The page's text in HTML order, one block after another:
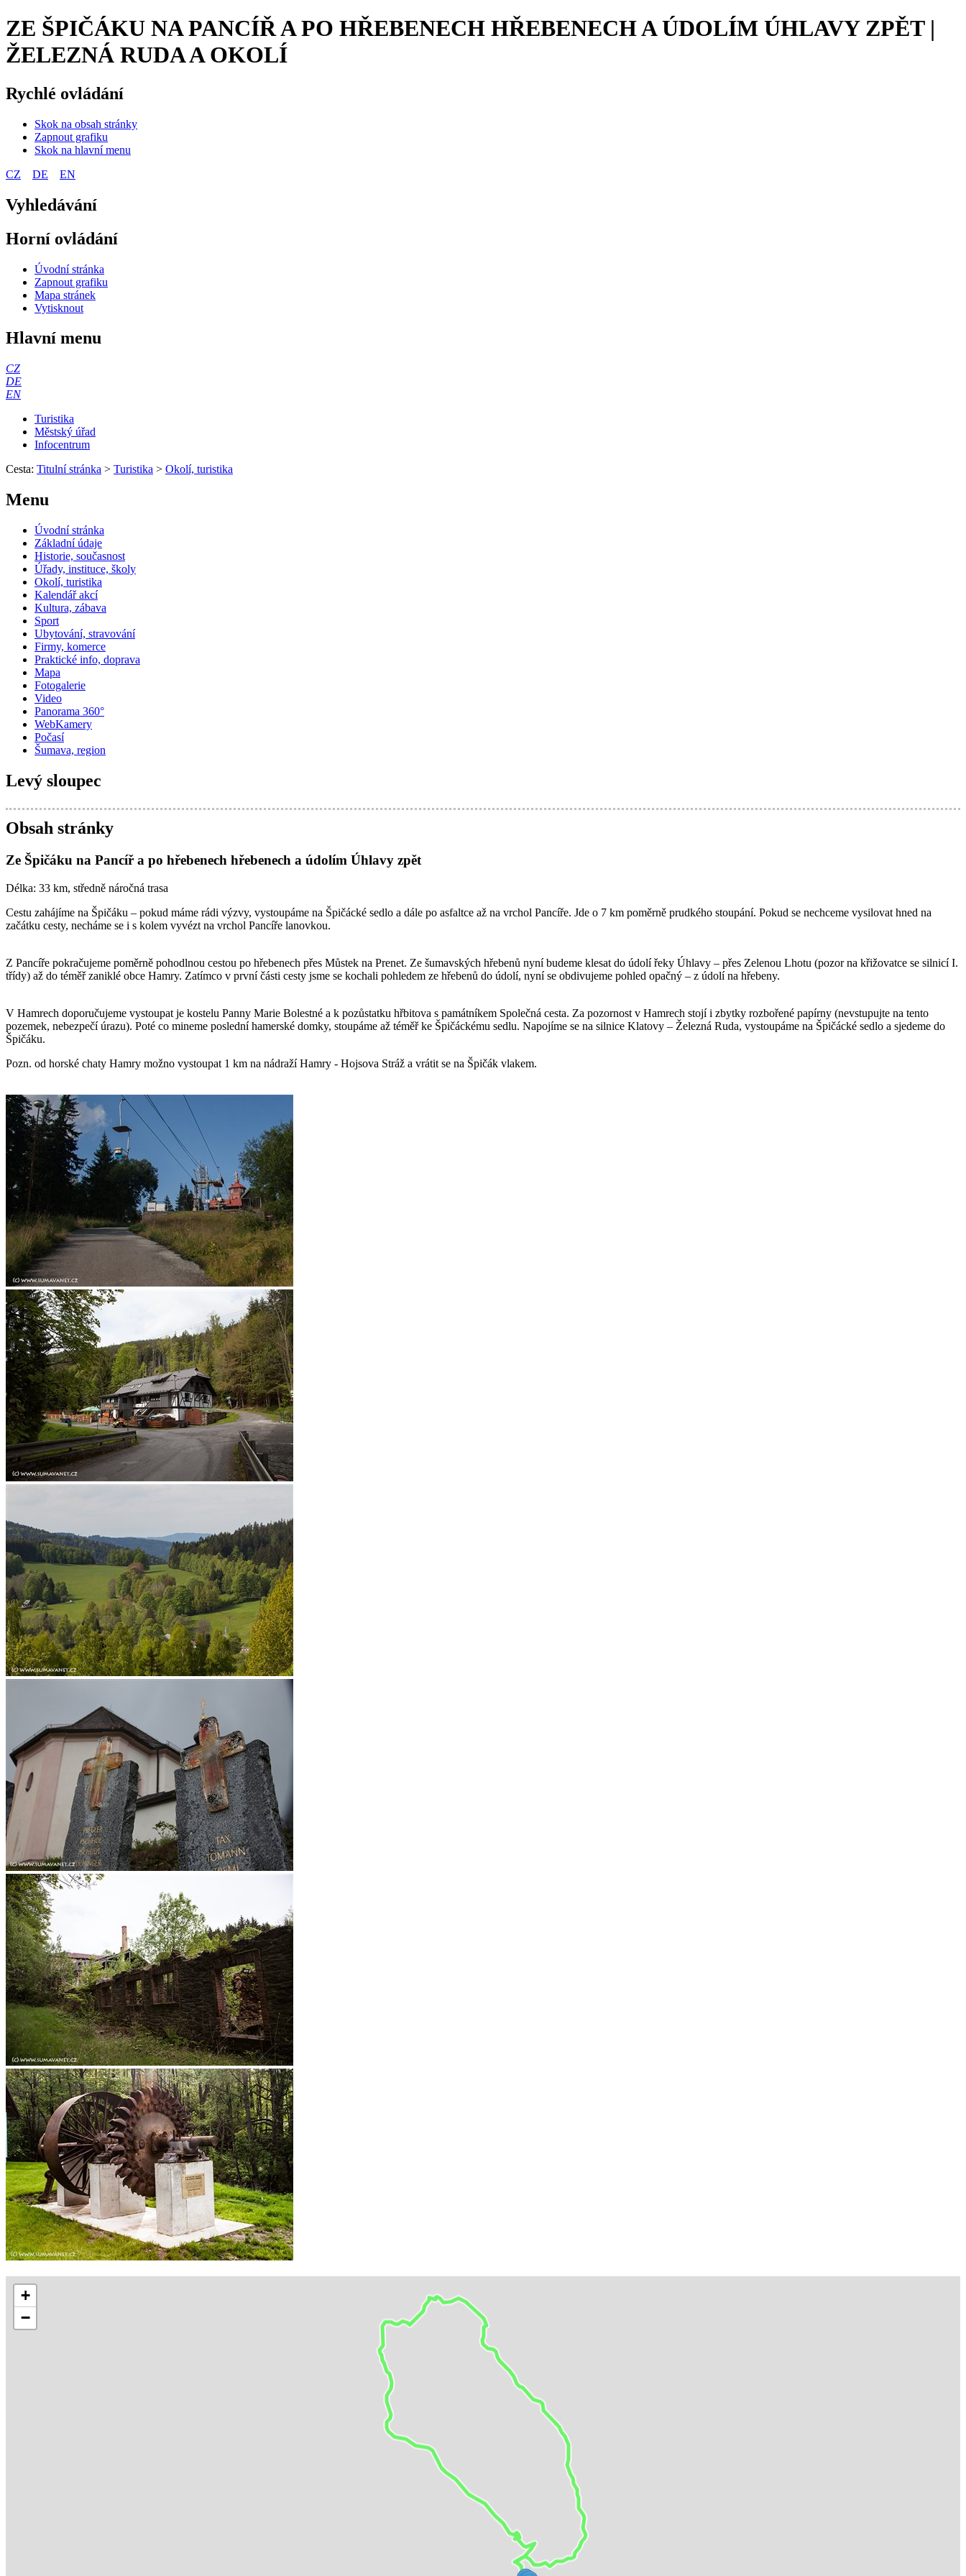
ZE ŠPIČÁKU NA PANCÍŘ A PO HŘEBENECH HŘEBENECH A ÚDOLÍM ÚHLAVY ZPĚT |
ŽELEZNÁ RUDA A OKOLÍ
Rychlé ovládání
Skok na obsah stránky
Zapnout grafiku
Skok na hlavní menu
CZ
DE EN
Vyhledávání
Horní ovládání
Úvodní stránka
Zapnout grafiku
Mapa stránek
Vytisknout
Hlavní menu
CZ
DE
EN
Turistika
Městský úřad
Infocentrum
Cesta: Titulní stránka > Turistika > Okolí, turistika
Menu
Úvodní stránka
Základní údaje
Historie, současnost
Úřady, instituce, školy
Okolí, turistika
Kalendář akcí
Kultura, zábava
Sport
Ubytování, stravování
Firmy, komerce
Praktické info, doprava
Mapa
Fotogalerie
Video
Panorama 360°
WebKamery
Počasí
Šumava, region
Levý sloupec
Obsah stránky
Ze Špičáku na Pancíř a po hřebenech hřebenech a údolím Úhlavy zpět
Délka: 33 km, středně náročná trasa
Cestu zahájíme na Špičáku – pokud máme rádi výzvy, vystoupáme na Špičácké sedlo a dále po asfaltce až na vrchol Pancíře. Jde o 7 km poměrně prudkého stoupání. Pokud se nechceme vysilovat hned na
začátku cesty, necháme se i s kolem vyvézt na vrchol Pancíře lanovkou.
Z Pancíře pokračujeme poměrně pohodlnou cestou po hřebenech přes Můstek na Prenet. Ze šumavských hřebenů nyní budeme klesat do údolí řeky Úhlavy – přes Zelenou Lhotu (pozor na křižovatce se silnicí I.
třídy) až do téměř zaniklé obce Hamry. Zatímco v první části cesty jsme se kochali pohledem ze hřebenů do údolí, nyní se obdivujeme pohled opačný – z údolí na hřebeny.
V Hamrech doporučujeme vystoupat je kostelu Panny Marie Bolestné a k pozůstatku hřbitova s památníkem Společná cesta. Za pozornost v Hamrech stojí i zbytky rozbořené papírny (nevstupujte na tento
pozemek, nebezpečí úrazu). Poté co mineme poslední hamerské domky, stoupáme až téměř ke Špičáckému sedlu. Napojíme se na silnice Klatovy – Železná Ruda, vystoupáme na Špičácké sedlo a sjedeme do
Špičáku.
Pozn. od horské chaty Hamry možno vystoupat 1 km na nádraží Hamry - Hojsova Stráž a vrátit se na Špičák vlakem.